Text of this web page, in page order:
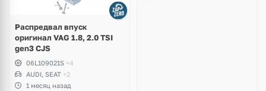
Распредвал впуск
оригинал VAG 1.8, 2.0 TSI
gen3 CJS
06L109021S +4
AUDI, SEAT +2
1 месяц назад